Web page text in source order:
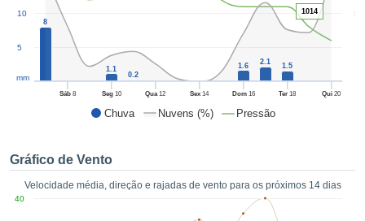
custo.
o
no
como
CONFIGURAÇÕES
Chuva Nuvens (%) Pressão
50
Sáb8 Seg10 Qua12 Sex 14 Dom16 Ter 18 Qui 20
5
10
mm
8
1.1
0.2
1.6 2.1 1.5
1014
Gráfico de Vento
Velocidade média, direção e rajadas de vento para os próximos 14 dias
40